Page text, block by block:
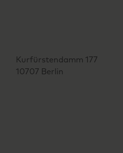
Kurfürstendamm 177
10707 Berlin